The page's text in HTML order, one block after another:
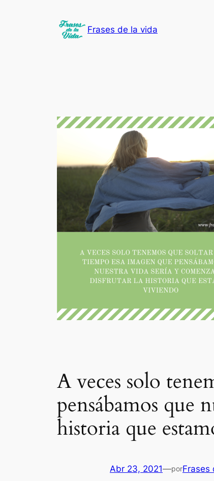
Frases de la vida
A veces solo
pensábamos que
historia que
Abr 23, 2021—porFrases